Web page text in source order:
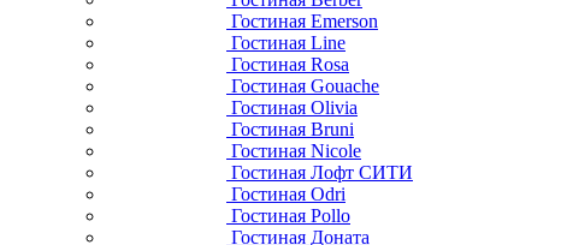
Гостиная Emerson
Гостиная Line
Гостиная Rosa
Гостиная Gouache
Гостиная Olivia
Гостиная Bruni
Гостиная Nicole
Гостиная Лофт СИТИ
Гостиная Odri
Гостиная Pollo
Гостиная Доната